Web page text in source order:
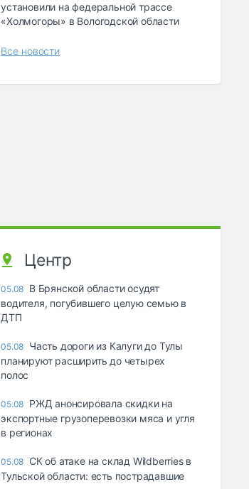
установили на федеральной трассе
«Холмогоры» в Вологодской области
Все новости
Центр
05.08 В Брянской области осудят
водителя, погубившего целую семью в
ДТП
05.08 Часть дороги из Калуги до Тулы
планируют расширить до четырех
полос
05.08 РЖД анонсировала скидки на
экспортные грузоперевозки мяса и угля
в регионах
05.08 СК об атаке на склад Wildberries в
Тульской области: есть пострадавшие